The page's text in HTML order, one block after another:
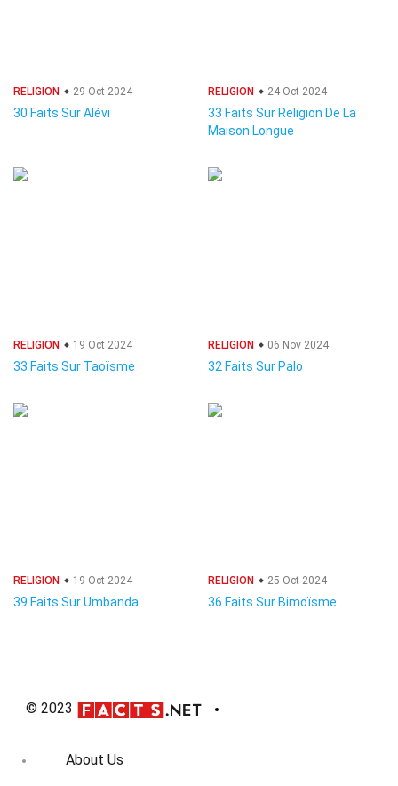
RELIGION 29 Oct 2024
30 Faits Sur Alévi
RELIGION 24 Oct 2024
33 Faits Sur Religion De La
Maison Longue
RELIGION 19 Oct 2024
33 Faits Sur Taoïsme
RELIGION 06 Nov 2024
32 Faits Sur Palo
RELIGION 19 Oct 2024
39 Faits Sur Umbanda
RELIGION 25 Oct 2024
36 Faits Sur Bimoïsme
© 2023
About Us